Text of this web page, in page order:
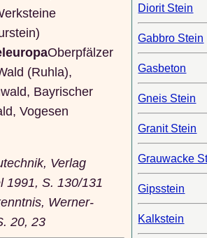
Oberpfälzer
(Ruhla),
Bayrischer
Vogesen
Verlag
1991, S. 130/131
Werner-
20, 23
Diorit Stein
Gabbro Stein
Gasbeton
Gneis Stein
Granit Stein
Grauwacke
Gipsstein
Kalkstein